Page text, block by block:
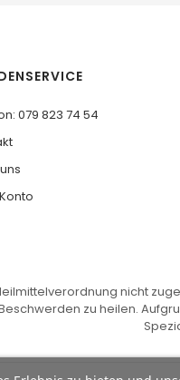
079 823 74 54
nicht
zu heilen.